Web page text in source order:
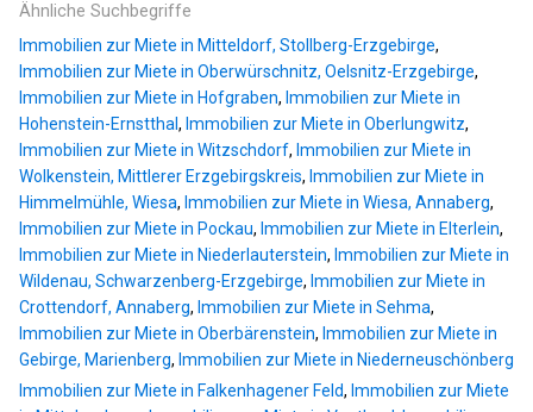
Ähnliche Suchbegriffe
Immobilien zur Miete in Mitteldorf, Stollberg-Erzgebirge,
Immobilien zur Miete in Oberwürschnitz, Oelsnitz-Erzgebirge,
Immobilien zur Miete in Hofgraben, Immobilien zur Miete in
Hohenstein-Ernstthal, Immobilien zur Miete in Oberlungwitz,
Immobilien zur Miete in Witzschdorf, Immobilien zur Miete in
Wolkenstein, Mittlerer Erzgebirgskreis, Immobilien zur Miete in
Himmelmühle, Wiesa, Immobilien zur Miete in Wiesa, Annaberg,
Immobilien zur Miete in Pockau, Immobilien zur Miete in Elterlein,
Immobilien zur Miete in Niederlauterstein, Immobilien zur Miete in
Wildenau, Schwarzenberg-Erzgebirge, Immobilien zur Miete in
Crottendorf, Annaberg, Immobilien zur Miete in Sehma,
Immobilien zur Miete in Oberbärenstein, Immobilien zur Miete in
Gebirge, Marienberg, Immobilien zur Miete in Niederneuschönberg
Immobilien zur Miete in Falkenhagener Feld, Immobilien zur Miete